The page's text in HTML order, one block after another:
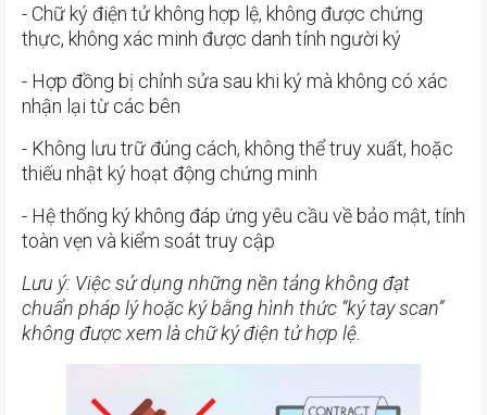
- Chữ ký điện tử không hợp lệ, không được chứng
thực, không xác minh được danh tính người ký
- Hợp đồng bị chỉnh sửa sau khi ký mà không có xác
nhận lại từ các bên
- Không lưu trữ đúng cách, không thể truy xuất, hoặc
thiếu nhật ký hoạt động chứng minh
- Hệ thống ký không đáp ứng yêu cầu về bảo mật, tính
toàn vẹn và kiểm soát truy cập
Lưu ý: Việc sử dụng những nền tảng không đạt
chuẩn pháp lý hoặc ký bằng hình thức “ký tay scan”
không được xem là chữ ký điện tử hợp lệ.